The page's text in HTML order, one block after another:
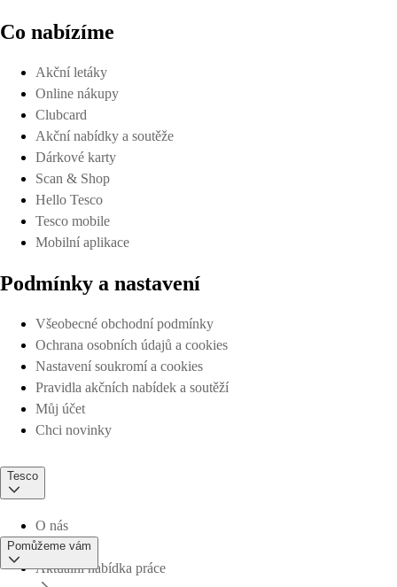
Co nabízíme
Akční letáky
Online nákupy
Clubcard
Akční nabídky a soutěže
Dárkové karty
Scan & Shop
Hello Tesco
Tesco mobile
Mobilní aplikace
Podmínky a nastavení
Všeobecné obchodní podmínky
Ochrana osobních údajů a cookies
Nastavení soukromí a cookies
Pravidla akčních nabídek a soutěží
Můj účet
Chci novinky
Tesco
O nás
Aktuální nabídka práce
Pomůžeme vám